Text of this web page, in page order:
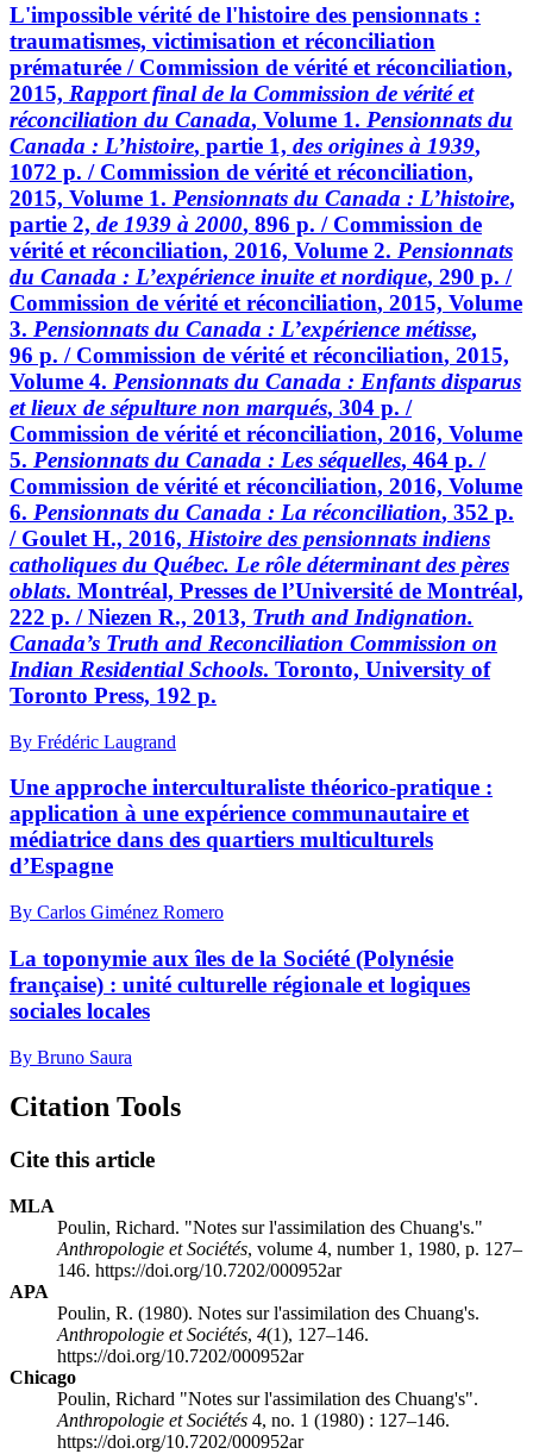
L'impossible vérité de l'histoire des pensionnats :
traumatismes, victimisation et réconciliation
prématurée / Commission de vérité et réconciliation,
2015, Rapport final de la Commission de vérité et
réconciliation du Canada, Volume 1. Pensionnats du
Canada : L’histoire, partie 1, des origines à 1939,
1072 p. / Commission de vérité et réconciliation,
2015, Volume 1. Pensionnats du Canada : L’histoire,
partie 2, de 1939 à 2000, 896 p. / Commission de
vérité et réconciliation, 2016, Volume 2. Pensionnats
du Canada : L’expérience inuite et nordique, 290 p. /
Commission de vérité et réconciliation, 2015, Volume
3. Pensionnats du Canada : L’expérience métisse,
96 p. / Commission de vérité et réconciliation, 2015,
Volume 4. Pensionnats du Canada : Enfants disparus
et lieux de sépulture non marqués, 304 p. /
Commission de vérité et réconciliation, 2016, Volume
5. Pensionnats du Canada : Les séquelles, 464 p. /
Commission de vérité et réconciliation, 2016, Volume
6. Pensionnats du Canada : La réconciliation, 352 p.
/ Goulet H., 2016, Histoire des pensionnats indiens
catholiques du Québec. Le rôle déterminant des pères
oblats. Montréal, Presses de l’Université de Montréal,
222 p. / Niezen R., 2013, Truth and Indignation.
Canada’s Truth and Reconciliation Commission on
Indian Residential Schools. Toronto, University of
Toronto Press, 192 p.
By Frédéric Laugrand
Une approche interculturaliste théorico-pratique :
application à une expérience communautaire et
médiatrice dans des quartiers multiculturels
d’Espagne
By Carlos Giménez Romero
La toponymie aux îles de la Société (Polynésie
française) : unité culturelle régionale et logiques
sociales locales
By Bruno Saura
Citation Tools
Cite this article
MLA
Poulin, Richard. "Notes sur l'assimilation des Chuang's."
Anthropologie et Sociétés, volume 4, number 1, 1980, p. 127–
146. https://doi.org/10.7202/000952ar
APA
Poulin, R. (1980). Notes sur l'assimilation des Chuang's.
Anthropologie et Sociétés, 4(1), 127–146.
https://doi.org/10.7202/000952ar
Chicago
Poulin, Richard "Notes sur l'assimilation des Chuang's".
Anthropologie et Sociétés 4, no. 1 (1980) : 127–146.
https://doi.org/10.7202/000952ar